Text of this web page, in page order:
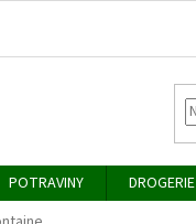
POTRAVINY DROGERIE